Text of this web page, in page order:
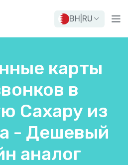
BH RU
карты
в
Сахару из
- Дешевый
аналог